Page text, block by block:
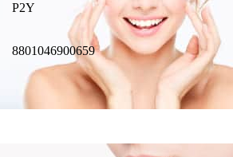
P2Y
8801046900659